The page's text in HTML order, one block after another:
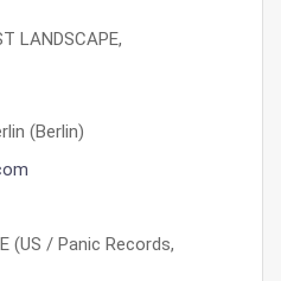
(Berlin)
(US / Panic Records,